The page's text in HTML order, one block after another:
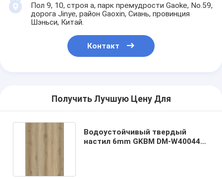
Пол 9, 10, строя a, парк премудрости Gaoke, No.59,
дорога Jinye, район Gaoxin, Сиань, провинция
Шэньси, Китай.
Контакт
Получить Лучшую Цену Для
Водоустойчивый твердый
настил 6mm GKBM DM-W40044